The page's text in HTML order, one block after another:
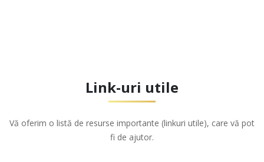
Link-uri utile
Vă oferim o listă de resurse importante (linkuri utile), care vă pot
fi de ajutor.